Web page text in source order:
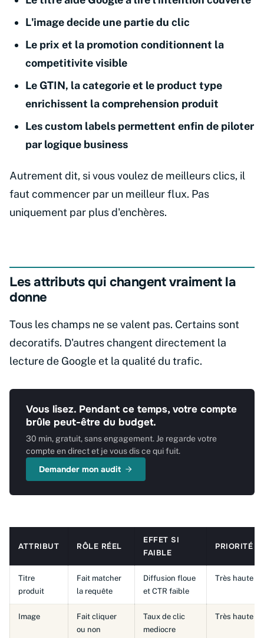
L'image decide une partie du clic
Le prix et la promotion conditionnent la
competitivite visible
Le GTIN, la categorie et le product type
enrichissent la comprehension produit
Les custom labels permettent enfin de piloter
par logique business
Autrement dit, si vous voulez de meilleurs clics, il
faut commencer par un meilleur flux. Pas
uniquement par plus d'enchères.
Les attributs qui changent vraiment la
donne
Tous les champs ne se valent pas. Certains sont
decoratifs. D'autres changent directement la
lecture de Google et la qualité du trafic.
Vous lisez. Pendant ce temps, votre compte
brûle peut-être du budget.
30 min, gratuit, sans engagement. Je regarde votre
compte en direct et je vous dis ce qui fuit.
Demander mon audit
ATTRIBUT RÔLE RÉEL
EFFET SI
FAIBLE
PRIORITÉ
Titre
produit
Fait matcher
la requête
Diffusion floue
et CTR faible
Très haute
Image
Fait cliquer
ou non
Taux de clic
mediocre
Très haute